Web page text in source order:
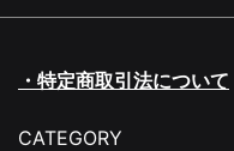
・特定商取引法について
CATEGORY